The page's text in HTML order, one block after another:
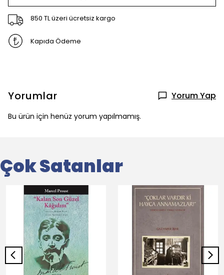
850 TL üzeri ücretsiz kargo
Kapıda Ödeme
Yorumlar Yorum Yap
Bu ürün için henüz yorum yapılmamış.
Çok Satanlar